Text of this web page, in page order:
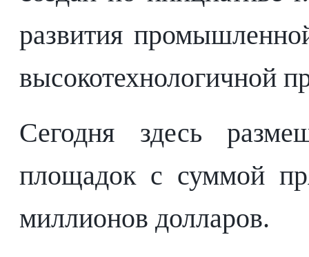
развития
высокотехнологичной
Сегодня здесь
площадок с суммой
миллионов долларов.